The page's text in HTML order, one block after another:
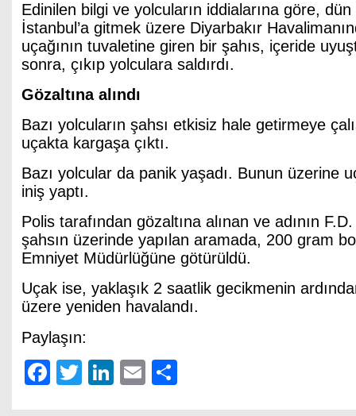
Edinilen bilgi ve yolcuların iddialarına göre, dün
İstanbul’a gitmek üzere Diyarbakır
uçağının tuvaletine giren bir şahıs, içeride
sonra, çıkıp yolculara saldırdı.
Gözaltına alındı
Bazı yolcuların şahsı etkisiz hale getirmeye
uçakta kargaşa çıktı.
Bazı yolcular da panik yaşadı. Bunun üzerine
iniş yaptı.
Polis tarafından gözaltına alınan ve adının
şahsın üzerinde yapılan aramada, 200 gram
Emniyet Müdürlüğüne götürüldü.
Uçak ise, yaklaşık 2 saatlik gecikmenin
üzere yeniden havalandı.
Paylaşın:
Facebook
TwitterLinkedIn
Email